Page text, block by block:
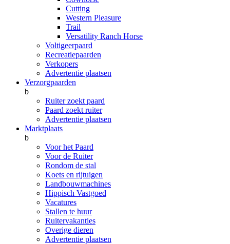
Cutting
Western Pleasure
Trail
Versatility Ranch Horse
Voltigeerpaard
Recreatiepaarden
Verkopers
Advertentie plaatsen
Verzorgpaarden
b
Ruiter zoekt paard
Paard zoekt ruiter
Advertentie plaatsen
Marktplaats
b
Voor het Paard
Voor de Ruiter
Rondom de stal
Koets en rijtuigen
Landbouwmachines
Hippisch Vastgoed
Vacatures
Stallen te huur
Ruitervakanties
Overige dieren
Advertentie plaatsen